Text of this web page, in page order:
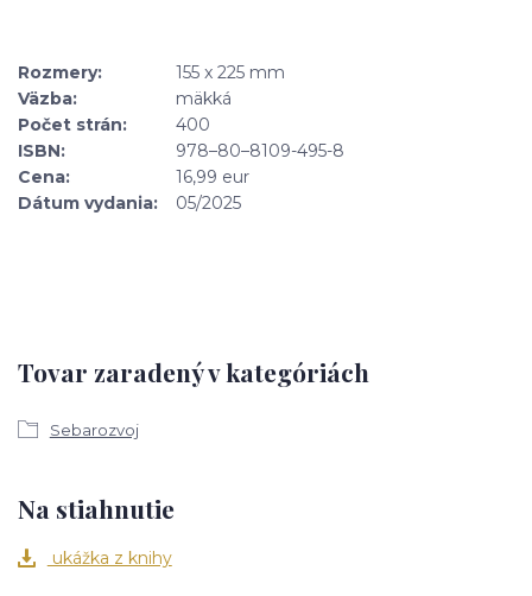
Rozmery:
155 x 225 mm
Väzba:
mäkká
Počet strán:
400
ISBN:
978–80–8109-495-8
Cena:
16,99 eur
Dátum vydania:
05/2025
Tovar zaradený v kategóriách
Sebarozvoj
Na stiahnutie
ukážka z knihy